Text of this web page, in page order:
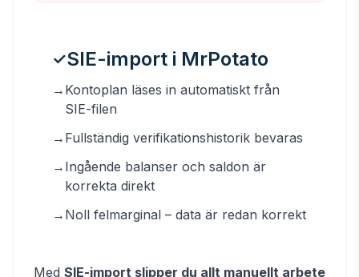
✓SIE-import i MrPotato
→ Kontoplan läses in automatiskt från
SIE-filen
→ Fullständig verifikationshistorik bevaras
→ Ingående balanser och saldon är
korrekta direkt
→ Noll felmarginal – data är redan korrekt
Med SIE-import slipper du allt manuellt arbete